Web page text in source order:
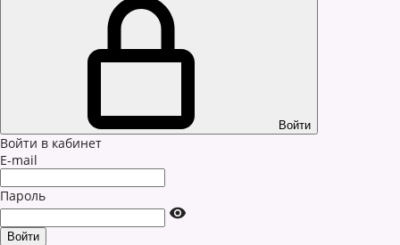
Войти
Войти в кабинет
E-mail
Пароль